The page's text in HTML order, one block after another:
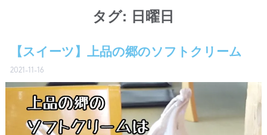
タグ: 日曜日
【スイーツ】上品の郷のソフトクリーム
2021-11-16